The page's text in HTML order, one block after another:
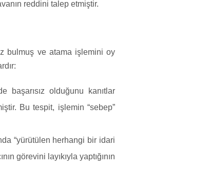
reddini talep etmiştir.
bulmuş ve atama işlemini oy
başarısız olduğunu kanıtlar
Bu tespit, işlemin “sebep”
“yürütülen herhangi bir idari
görevini layıkıyla yaptığının